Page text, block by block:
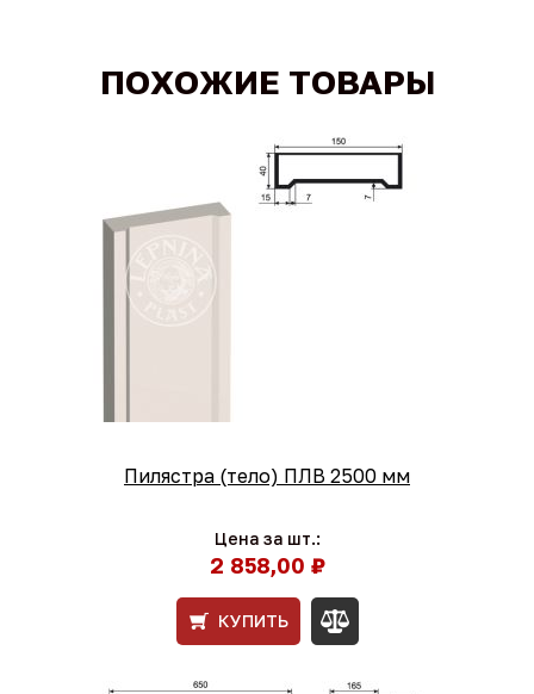
ПОХОЖИЕ ТОВАРЫ
Пилястра (тело) ПЛВ 2500 мм
Цена за шт.:
2 858,00 ₽
КУПИТЬ